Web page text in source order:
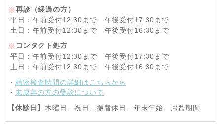
※再診（経過の方）
平日：午前受付12:30まで 午後受付17:30まで
土日：午前受付12:30まで 午後受付16:30まで
※ コンタクト処方
平日：午前受付12:30まで 午後受付17:30まで
土日：午前受付12:30まで 午後受付16:30まで
・ 精密検査時間の詳細はこちらから
・ 未成年の方の受診について
【休診日】 木曜日、祝日、振替休日、年末年始、お盆期間